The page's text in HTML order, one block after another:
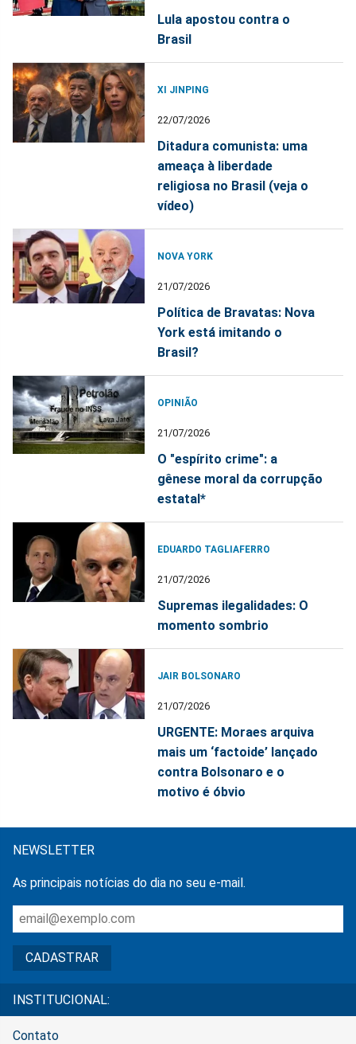
Lula apostou contra o
Brasil
XI JINPING
22/07/2026
Ditadura comunista: uma
ameaça à liberdade
religiosa no Brasil (veja o
vídeo)
NOVA YORK
21/07/2026
Política de Bravatas: Nova
York está imitando o
Brasil?
OPINIÃO
21/07/2026
O "espírito crime": a
gênese moral da corrupção
estatal*
EDUARDO TAGLIAFERRO
21/07/2026
Supremas ilegalidades: O
momento sombrio
JAIR BOLSONARO
21/07/2026
URGENTE: Moraes arquiva
mais um ‘factoide’ lançado
contra Bolsonaro e o
motivo é óbvio
NEWSLETTER
As principais notícias do dia no seu e-mail.
INSTITUCIONAL:
Contato